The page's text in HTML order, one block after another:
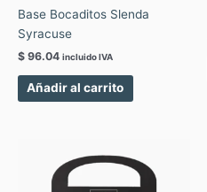
Base Bocaditos Slenda
Syracuse
$ 96.04 incluido IVA
Añadir al carrito